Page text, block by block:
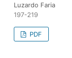
Luzardo Faria
197-219
PDF